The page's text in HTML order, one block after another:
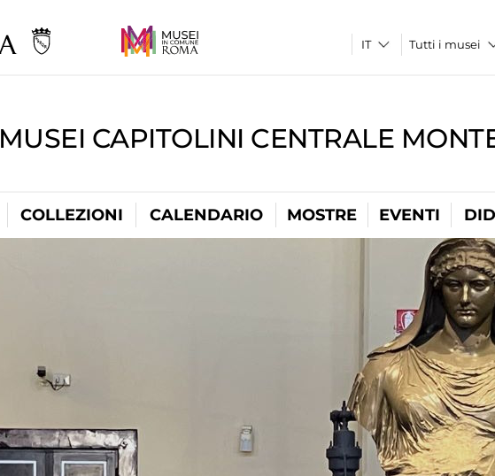
Tutti i musei
MUSEI CAPITOLINI CENTRALE
COLLEZIONI CALENDARIO MOSTRE EVENTI